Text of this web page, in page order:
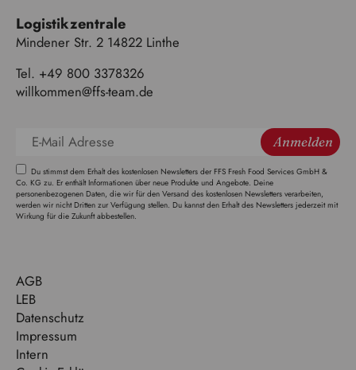
Logistikzentrale
Mindener Str. 2 14822 Linthe
Tel. +49 800 3378326
willkommen@ffs-team.de
Anmelden
Du stimmst dem Erhalt des kostenlosen Newsletters der FFS Fresh Food Services GmbH &
Co. KG zu. Er enthält Informationen über neue Produkte und Angebote. Deine
personenbezogenen Daten, die wir für den Versand des kostenlosen Newsletters verarbeiten,
werden wir nicht Dritten zur Verfügung stellen. Du kannst den Erhalt des Newsletters jederzeit mit
Wirkung für die Zukunft abbestellen.
AGB
LEB
Datenschutz
Impressum
Intern